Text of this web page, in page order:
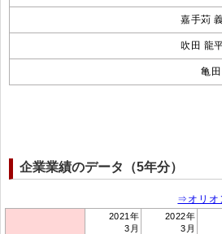
嘉手苅
吹田 龍
亀
企業業績のデータ（5年分）
⇒オリオ
2021年
3月
2022年
3月